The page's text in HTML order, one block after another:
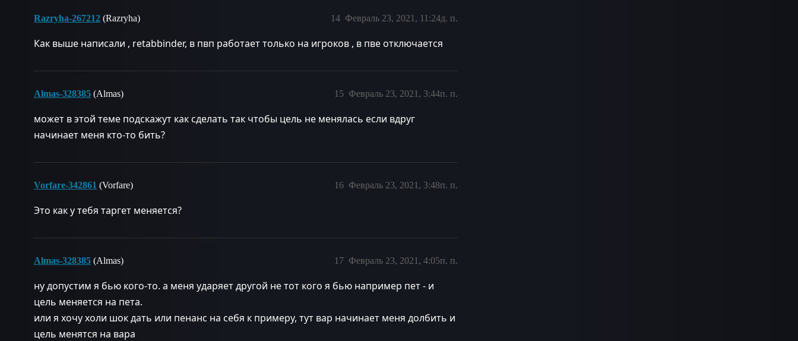
Razryha-267212 (Razryha) Февраль 23, 2021, 11:24д. п.
14
Как выше написали , retabbinder, в пвп работает только на игроков , в пве отключается
Almas-328385 (Almas) Февраль 23, 2021, 3:44п. п.
15
может в этой теме подскажут как сделать так чтобы цель не менялась если вдруг
начинает меня кто-то бить?
Vorfare-342861 (Vorfare) Февраль 23, 2021, 3:48п. п.
16
Это как у тебя таргет меняется?
Almas-328385 (Almas) Февраль 23, 2021, 4:05п. п.
17
ну допустим я бью кого-то. а меня ударяет другой не тот кого я бью например пет - и
цель меняется на пета.
или я хочу холи шок дать или пенанс на себя к примеру, тут вар начинает меня долбить и
цель менятся на вара